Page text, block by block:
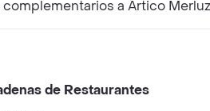
a Artico
de Restaurantes